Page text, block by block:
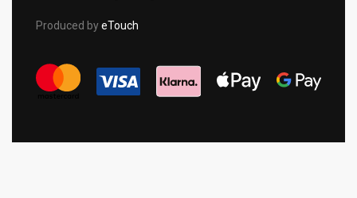
Produced byeTouch